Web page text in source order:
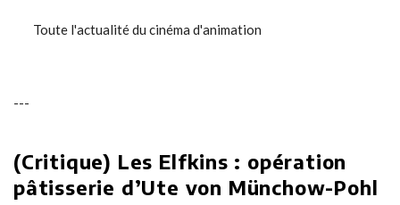
Toute l'actualité du cinéma d'animation
---
(Critique) Les Elfkins : opération
pâtisserie d’Ute von Münchow-Pohl